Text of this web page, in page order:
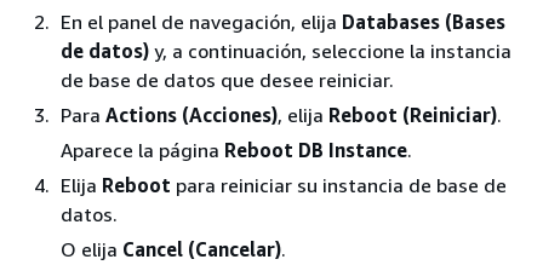
En el panel de navegación, elija Databases (Bases
de datos) y, a continuación, seleccione la instancia
de base de datos que desee reiniciar.
Para Actions (Acciones), elija Reboot (Reiniciar).
Aparece la página Reboot DB Instance.
Elija Reboot para reiniciar su instancia de base de
datos.
O elija Cancel (Cancelar).